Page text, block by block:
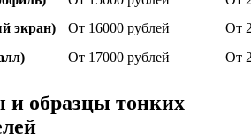
экран)
От 16000 рублей
От
От 17000 рублей От
образцы тонких